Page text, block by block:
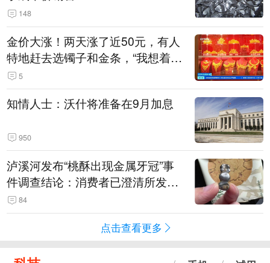
148
金价大涨！两天涨了近50元，有人
特地赶去选镯子和金条，“我想着买
起来可以保值，小批量进一些货”
5
知情人士：沃什将准备在9月加息
950
泸溪河发布“桃酥出现金属牙冠”事
件调查结论：消费者已澄清所发视
频情况不属实
84
点击查看更多